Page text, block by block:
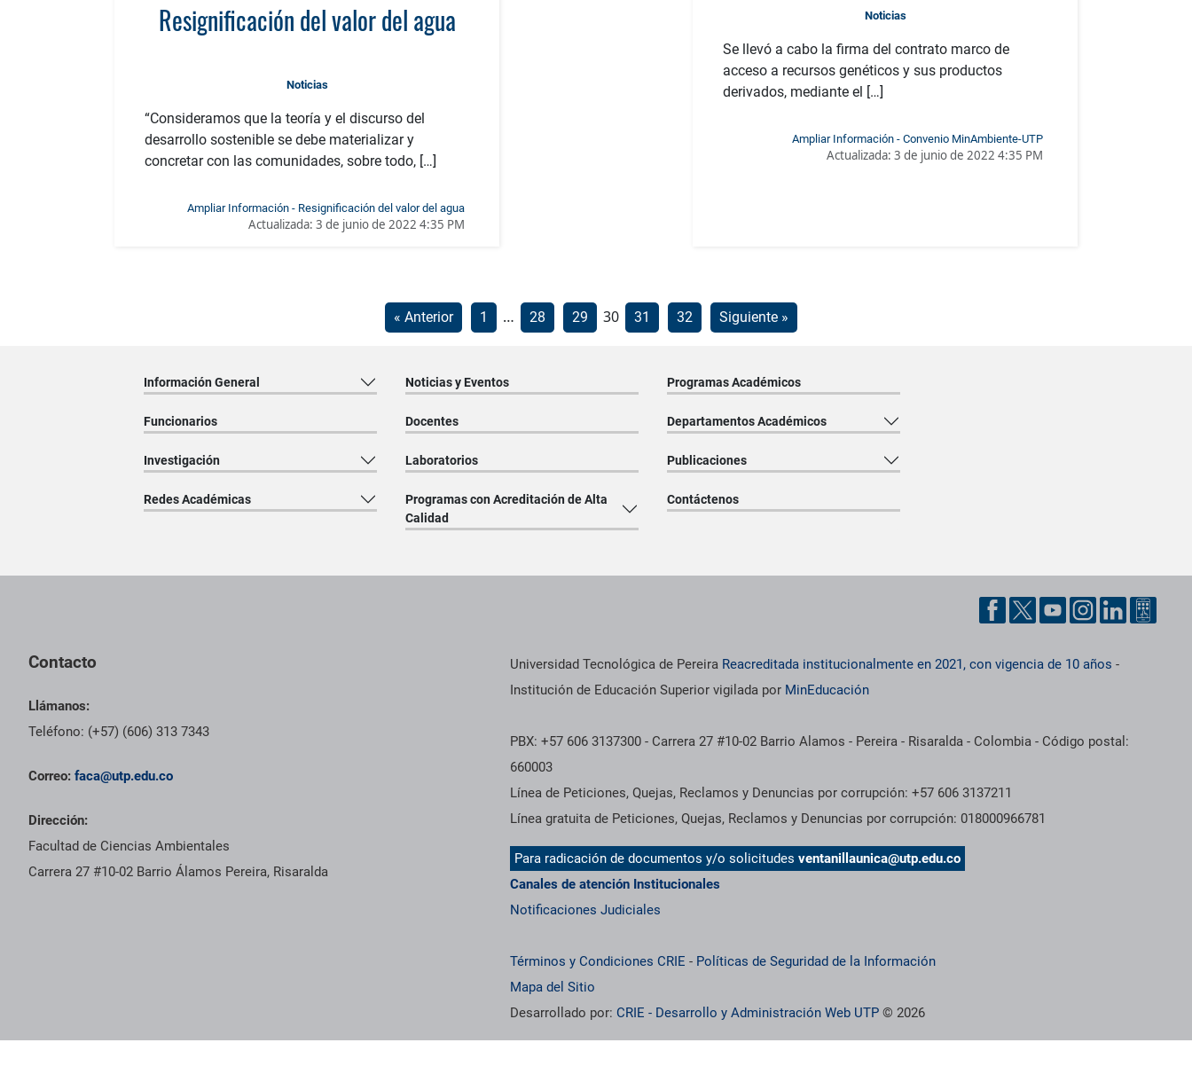
Resignificación del valor del agua
Noticias
“Consideramos que la teoría y el discurso del
desarrollo sostenible se debe materializar y
concretar con las comunidades, sobre todo, […]
Ampliar Información - Resignificación del valor del agua
Actualizada:3 de junio de 2022 4:35 PM
Noticias
Se llevó a cabo la firma del contrato marco de
acceso a recursos genéticos y sus productos
derivados, mediante el […]
Ampliar Información - Convenio MinAmbiente-UTP
Actualizada:3 de junio de 2022 4:35 PM
Paginación
entradas
« Anterior 1 … 28 29 30 31 32 Siguiente »
Información General Noticias y Eventos Programas Académicos
Funcionarios Docentes Departamentos Académicos
Investigación Laboratorios Publicaciones
Redes Académicas
Programas con Acreditación de Alta
Calidad
Contáctenos
Contacto
Llámanos:
Teléfono: (+57) (606) 313 7343
Correo: faca@utp.edu.co
Dirección:
Facultad de Ciencias Ambientales
Carrera 27 #10-02 Barrio Álamos Pereira, Risaralda
Información institucional
Universidad Tecnológica de Pereira Reacreditada institucionalmente en 2021, con vigencia de 10 años -
Institución de Educación Superior vigilada por MinEducación
PBX: +57 606 3137300 - Carrera 27 #10-02 Barrio Alamos - Pereira - Risaralda - Colombia - Código postal:
660003
Línea de Peticiones, Quejas, Reclamos y Denuncias por corrupción: +57 606 3137211
Línea gratuita de Peticiones, Quejas, Reclamos y Denuncias por corrupción: 018000966781
Para radicación de documentos y/o solicitudesventanillaunica@utp.edu.co
Canales de atención Institucionales
Notificaciones Judiciales
Términos y Condiciones CRIE - Políticas de Seguridad de la Información
Mapa del Sitio
Desarrollado por:CRIE - Desarrollo y Administración Web UTP © 2026